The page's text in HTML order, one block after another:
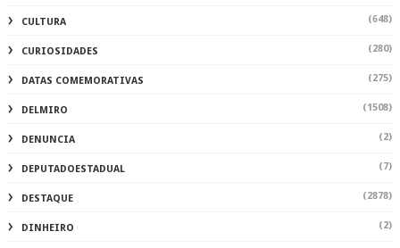
CULTURA (648)
CURIOSIDADES (280)
DATAS COMEMORATIVAS (275)
DELMIRO (1508)
DENUNCIA (2)
DEPUTADOESTADUAL (7)
DESTAQUE (2878)
DINHEIRO (2)